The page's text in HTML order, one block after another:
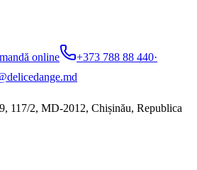
online +373 788 88 440·
117/2, MD-2012, Chișinău, Republica